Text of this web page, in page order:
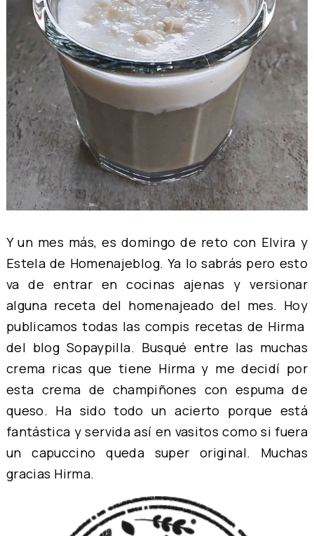
Y un mes más, es domingo de reto con Elvira y
Estela de Homenajeblog. Ya lo sabrás pero esto
va de entrar en cocinas ajenas y versionar
alguna receta del homenajeado del mes. Hoy
publicamos todas las compis recetas de Hirma
del blog Sopaypilla. Busqué entre las muchas
crema ricas que tiene Hirma y me decidí por
esta crema de champiñones con espuma de
queso. Ha sido todo un acierto porque está
fantástica y servida así en vasitos como si fuera
un capuccino queda super original. Muchas
gracias Hirma.